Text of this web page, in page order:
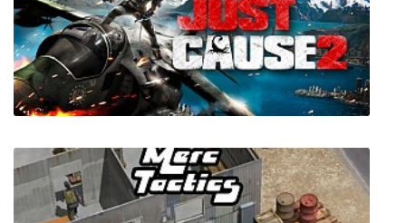
Super Dragon Ball Heroes: World Mission